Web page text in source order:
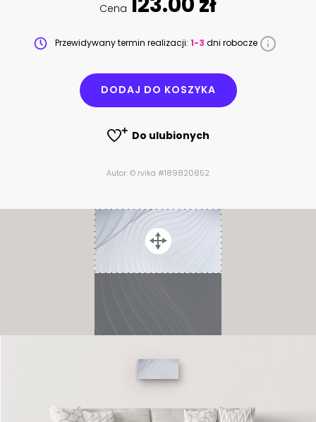
Cena
Przewidywany termin realizacji: 1-3 dni robocze
DODAJ DO KOSZYKA
Do ulubionych
Autor: © rvika #189820852